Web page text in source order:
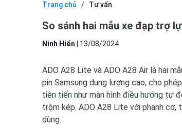
Trang chủ / Tư vấn
So sánh hai mẫu xe đạp trợ
Ninh Hiển 13/08/2024
ADO A28 Lite và ADO A28 Air là hai
pin Samsung dung lượng cao, cho
tiên tiến như màn hình điều hướng tự
trộm kép. ADO A28 Lite với phanh cơ,
dùng.